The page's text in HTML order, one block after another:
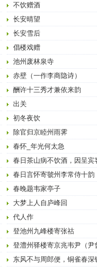
不饮赠酒
长安晴望
长安雪后
倡楼戏赠
池州废林泉寺
赤壁（一作李商隐诗）
酬许十三秀才兼依来韵
出关
初冬夜饮
除官归京睦州雨霁
春怀_年光何太急
春日茶山病不饮酒，因呈宾
春日言怀寄虢州李常侍十韵
春晚题韦家亭子
大梦上人自庐峰回
代人作
登池州九峰楼寄张祜
登澧州驿楼寄京兆韦尹（尹
郡）
东风不与周郎便，铜雀春深